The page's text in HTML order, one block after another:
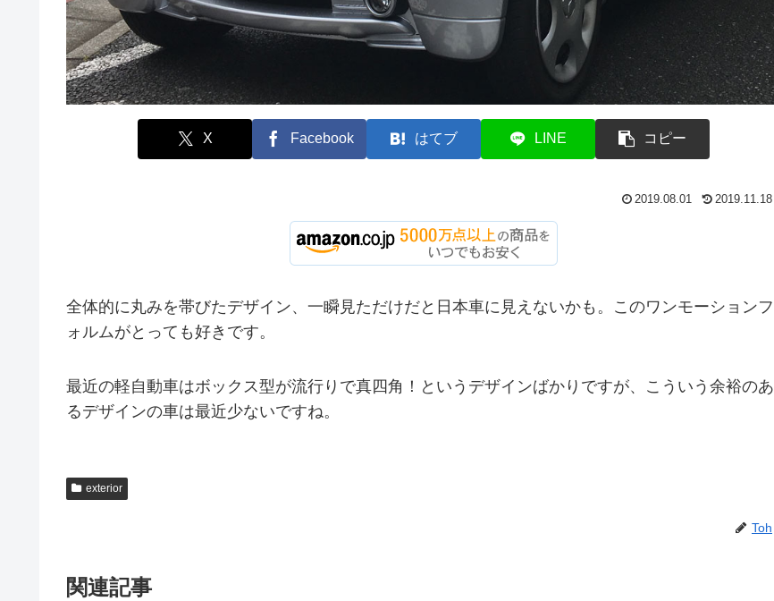
X Facebook はてブ LINE コピー
2019.08.01 2019.11.18
全体的に丸みを帯びたデザイン、一瞬見ただけだと日本車に見えないかも。このワンモーションフ
ォルムがとっても好きです。
最近の軽自動車はボックス型が流行りで真四角！というデザインばかりですが、こういう余裕のあ
るデザインの車は最近少ないですね。
exterior
Toh
関連記事